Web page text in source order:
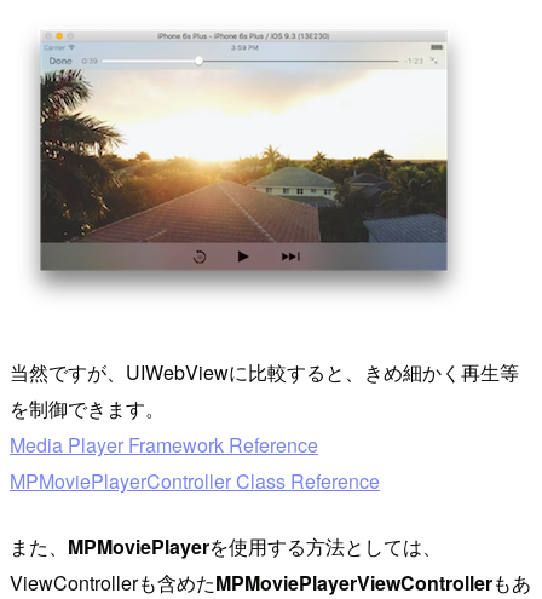
当然ですが、UIWebViewに比較すると、きめ細かく再生等
を制御できます。
Media Player Framework Reference
MPMoviePlayerController Class Reference
また、 MPMoviePlayerを使用する方法としては、
ViewControllerも含めたMPMoviePlayerViewControllerもあ